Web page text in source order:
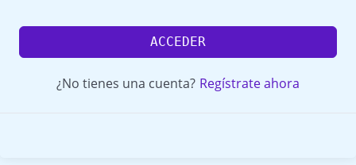
ACCEDER
¿No tienes una cuenta? Regístrate ahora